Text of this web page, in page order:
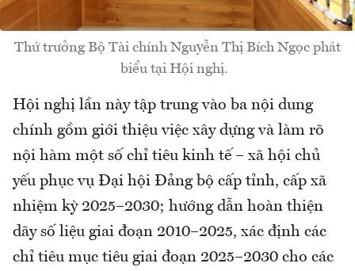
Thứ trưởng Bộ Tài chính Nguyễn Thị Bích Ngọc phát
biểu tại Hội nghị.
Hội nghị lần này tập trung vào ba nội dung
chính gồm giới thiệu việc xây dựng và làm rõ
nội hàm một số chỉ tiêu kinh tế – xã hội chủ
yếu phục vụ Đại hội Đảng bộ cấp tỉnh, cấp xã
nhiệm kỳ 2025–2030; hướng dẫn hoàn thiện
dãy số liệu giai đoạn 2010–2025, xác định các
chỉ tiêu mục tiêu giai đoạn 2025–2030 cho các